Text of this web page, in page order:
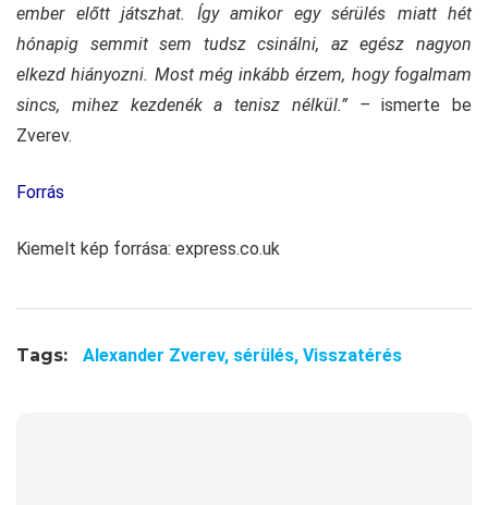
ember előtt játszhat. Így amikor egy sérülés miatt hét
hónapig semmit sem tudsz csinálni, az egész nagyon
elkezd hiányozni. Most még inkább érzem, hogy fogalmam
sincs, mihez kezdenék a tenisz nélkül.” –ismerte be
Zverev.
Forrás
Kiemelt kép forrása: express.co.uk
Tags: Alexander Zverev, sérülés, Visszatérés